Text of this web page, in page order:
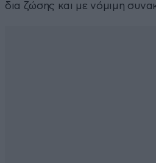
δια ζώσης και με νόμιμη